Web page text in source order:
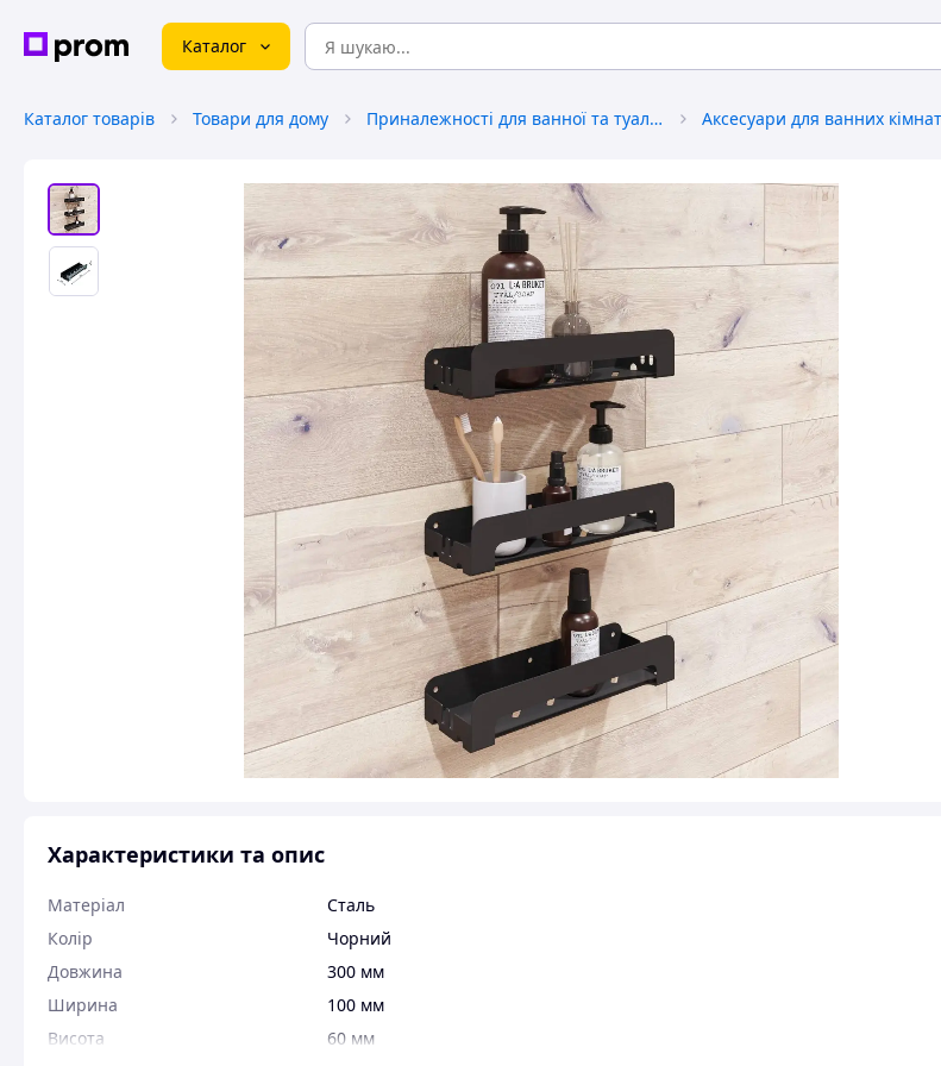
Каталог
Каталог товарів Товари для дому Приналежності для ванної та туалету Аксесуари для ванних кімнат
Характеристики та опис
Матеріал
Сталь
Колір
Чорний
Довжина
300 мм
Ширина
100 мм
Висота
60 мм